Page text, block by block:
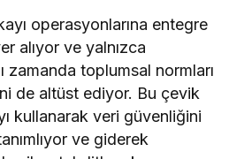
operasyonlarına entegre
alıyor ve yalnızca
zamanda toplumsal normları
de altüst ediyor. Bu çevik
kullanarak veri güvenliğini
ve giderek